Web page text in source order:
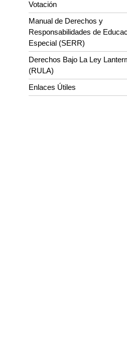
Votación
Manual de Derechos y
Responsabilidades de
Especial (SERR)
Derechos Bajo La Ley
(RULA)
Enlaces Útiles